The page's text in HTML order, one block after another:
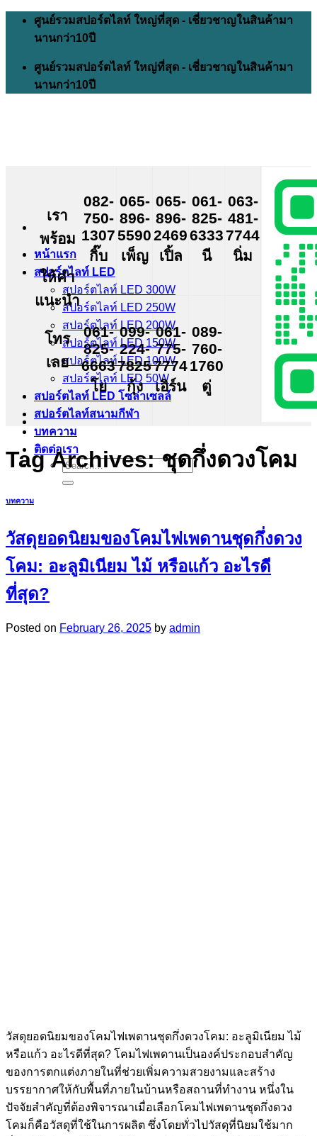
Skip
content
ศูนย์รวมสปอร์ตไลท์ ใหญ่ที่สุด - เชี่ยวชาญในสินค้ามา
นานกว่า10ปี
ศูนย์รวมสปอร์ตไลท์ ใหญ่ที่สุด - เชี่ยวชาญในสินค้ามา
นานกว่า10ปี
หน้าแรก
สปอร์ตไลท์ LED
สปอร์ตไลท์ LED 300W
สปอร์ตไลท์ LED 250W
สปอร์ตไลท์ LED 200W
สปอร์ตไลท์ LED 150W
สปอร์ตไลท์ LED 100W
สปอร์ตไลท์ LED 50W
สปอร์ตไลท์ LED โซล่าเซลล์
สปอร์ตไลท์สนามกีฬา
บทความ
ติดต่อเรา
Search
for:
เรา
พร้อม
ให้คำ
แนะนำ
โทร
เลย
082-
750-
1307
กิ๊บ
065-
896-
5590
เพ็ญ
065-
896-
2469
เปิ้ล
061-
825-
6333
นี
063-
481-
7744
นิ่ม
061-
825-
6663
โย
099-
224-
7825
กุ้ง
061-
775-
7774
เอิร์น
089-
760-
1760
ตู่
Tag Archives:ชุดกึ่งดวงโคม
บทความ
วัสดุยอดนิยมของโคมไฟเพดานชุดกึ่งดวง
โคม: อะลูมิเนียม ไม้ หรือแก้ว อะไรดี
ที่สุด?
Posted on February 26, 2025 by admin
วัสดุยอดนิยมของโคมไฟเพดานชุดกึ่งดวงโคม: อะลูมิเนียม ไม้
หรือแก้ว อะไรดีที่สุด? โคมไฟเพดานเป็นองค์ประกอบสำคัญ
ของการตกแต่งภายในที่ช่วยเพิ่มความสวยงามและสร้าง
บรรยากาศให้กับพื้นที่ภายในบ้านหรือสถานที่ทำงาน หนึ่งใน
ปัจจัยสำคัญที่ต้องพิจารณาเมื่อเลือกโคมไฟเพดานชุดกึ่งดวง
โคมก็คือวัสดุที่ใช้ในการผลิต ซึ่งโดยทั่วไปวัสดุที่นิยมใช้มาก